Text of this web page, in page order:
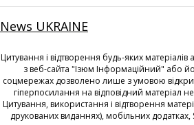
News UKRAINE
Цитування і відтворення будь-яких матеріалів
з веб-сайта "Ізюм Інформаційний" або
соцмережах дозволено лише з умовою
гіперпосилання на відповідний матеріал
Цитування, використання і відтворення
друкованих виданнях), мобільних додатках,